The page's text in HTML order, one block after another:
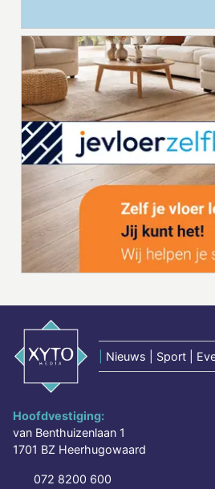
Nieuws | Sport |
Hoofdvestiging:
van Benthuizenlaan 1
1701 BZ Heerhugowaard
072 8200 600